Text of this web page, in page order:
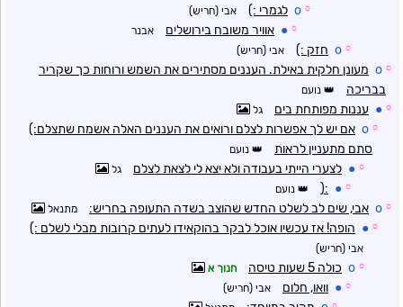
☼
o לגמרי :) אבי (חריש)
☼
● אוויר משובח בירושלים אבנר
☼
o חזק :) אבי (חריש)
☼
o מעונן חלקית באילת. העננים מסתירים את השמש ורוחות כך שקריר
בבריכה
נועם
☼
● עננות מפותחת בים גל
☼
o אם יש לך אפשרות לצלם ורואים את העננים האלה אשמח שתצלם:)
סתם מתעניין לראות
נועם
☼
● לצערי הייתי בעבודה ולא יצא לי לצאת לצלם גל
☼
●
:( נועם
☼
o אבי, שים לב לשלט החדש שהוצב בשדה התעופה בחריש: מתנאל
☼
● הופה! אז עכשיו אוכל לבקר בהוקאידו לעתים קרובות מבלי לשלם :)
אבי (חריש)
☼
o כולה 5 שעות טיסה חנוך א
☼
● וואו, חלום אבי (חריש)